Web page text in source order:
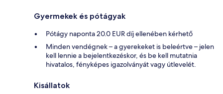
Gyermekek és pótágyak
Pótágy naponta 20.0 EUR díj ellenében kérhető
Minden vendégnek – a gyerekeket is beleértve – jelen
kell lennie a bejelentkezéskor, és be kell mutatnia
hivatalos, fényképes igazolványát vagy útlevelét.
Kisállatok